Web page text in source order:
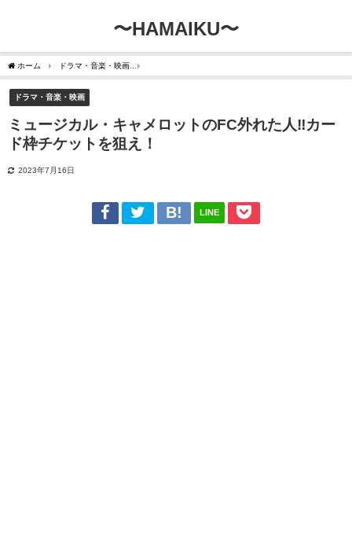
〜HAMAIKU〜
ホーム ドラマ・音楽・映画
ドラマ・音楽・映画
ミュージカル・キャメロットのFC外れた人‼︎カー
ド枠チケットを狙え！
2023年7月16日
LINE